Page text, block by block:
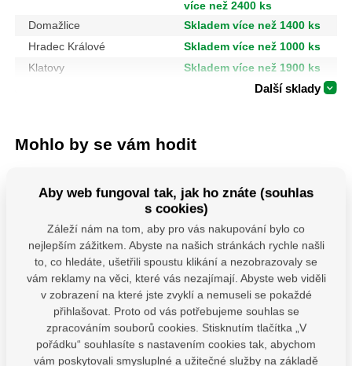
více než 2400 ks
Domažlice
Skladem více než 1400 ks
Hradec Králové
Skladem více než 1000 ks
Klatovy
Skladem více než 1900 ks
Další sklady
Mohlo by se vám hodit
MHB 130 uchycení
houpačky typ B
M12x130 mm
Závěs houpačky pro
ploché i kulaté trámy s
karabinou.Uchyty jsou
106901-Kotouče
řezné na kov, 5ks,
115x1,0x22,2mm
kotouče rozdělujeme do
tří kvalitativních řad
která
Aby web fungoval tak, jak ho znáte (souhlas
s cookies)
Záleží nám na tom, aby pro vás nakupování bylo co
nejlepším zážitkem. Abyste na našich stránkách rychle našli
to, co hledáte, ušetřili spoustu klikání a nezobrazovaly se
vám reklamy na věci, které vás nezajímají. Abyste web viděli
v zobrazení na které jste zvyklí a nemuseli se pokaždé
přihlašovat. Proto od vás potřebujeme souhlas se
zpracováním souborů cookies. Stisknutím tlačítka „V
pořádku“ souhlasíte s nastavením cookies tak, abychom
vám poskytovali smysluplné a užitečné služby na základě